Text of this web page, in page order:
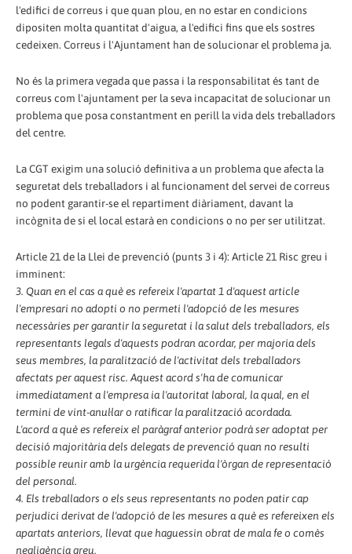
l'edifici de correus i que quan plou, en no estar en condicions
dipositen molta quantitat d'aigua, a l'edifici fins que els sostres
cedeixen. Correus i l'Ajuntament han de solucionar el problema ja.
No és la primera vegada que passa i la responsabilitat és tant de
correus com l'ajuntament per la seva incapacitat de solucionar un
problema que posa constantment en perill la vida dels treballadors
del centre.
La CGT exigim una solució definitiva a un problema que afecta la
seguretat dels treballadors i al funcionament del servei de correus
no podent garantir-se el repartiment diàriament, davant la
incògnita de si el local estarà en condicions o no per ser utilitzat.
Article 21 de la Llei de prevenció (punts 3 i 4): Article 21 Risc greu i
imminent:
3. Quan en el cas a què es refereix l'apartat 1 d'aquest article
l'empresari no adopti o no permeti l'adopció de les mesures
necessàries per garantir la seguretat i la salut dels treballadors, els
representants legals d'aquests podran acordar, per majoria dels
seus membres, la paralització de l'activitat dels treballadors
afectats per aquest risc. Aquest acord s'ha de comunicar
immediatament a l'empresa ia l'autoritat laboral, la qual, en el
termini de vint-anul·lar o ratificar la paralització acordada.
L'acord a què es refereix el paràgraf anterior podrà ser adoptat per
decisió majoritària dels delegats de prevenció quan no resulti
possible reunir amb la urgència requerida l'òrgan de representació
del personal.
4. Els treballadors o els seus representants no poden patir cap
perjudici derivat de l'adopció de les mesures a què es refereixen els
apartats anteriors, llevat que haguessin obrat de mala fe o comès
negligència greu.